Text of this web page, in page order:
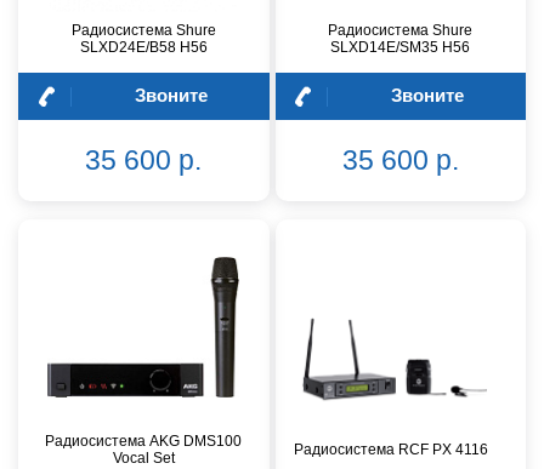
Радиосистема Shure
SLXD24E/B58 H56
Звоните
35 600 р.
Радиосистема Shure
SLXD14E/SM35 H56
Звоните
35 600 р.
Радиосистема AKG DMS100
Vocal Set
Радиосистема RCF PX 4116